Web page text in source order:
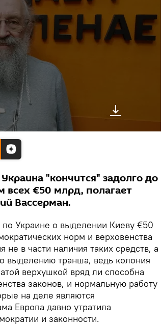
"кончится" задолго до
всех €50 млрд, полагает
Вассерман.
Украине о выделении Киеву €50
норм и верховенства
в части наличия таких средств, а
выделению транша, ведь колония
верхушкой вряд ли способна
законов, и нормальную работу
на деле являются
Европа давно утратила
и законности.